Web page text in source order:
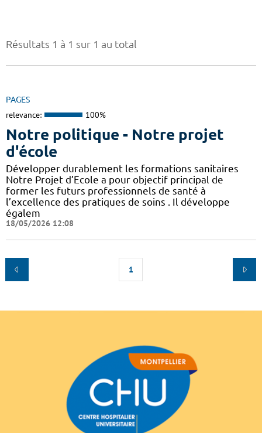
Résultats 1 à 1 sur 1 au total
PAGES
relevance: 100%
Notre politique - Notre projet
d'école
Développer durablement les formations sanitaires
Notre Projet d’Ecole a pour objectif principal de
former les futurs professionnels de santé à
l’excellence des pratiques de soins . Il développe
égalem
18/05/2026 12:08
1